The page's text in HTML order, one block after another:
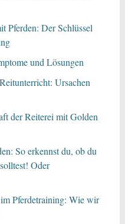
Pferden: Der Schlüssel
und Lösungen
Ursachen
der Reiterei mit Golden
So erkennst du, ob du
Oder
Pferdetraining: Wie wir